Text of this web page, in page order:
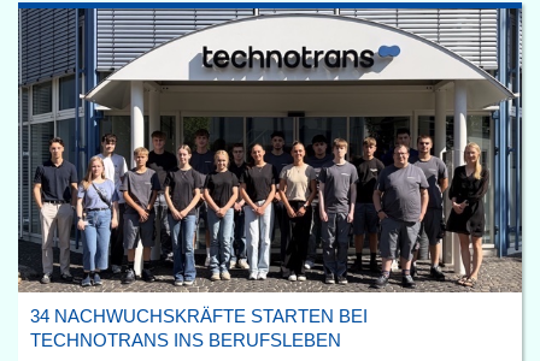
34 NACHWUCHSKRÄFTE STARTEN BEI
TECHNOTRANS INS BERUFSLEBEN